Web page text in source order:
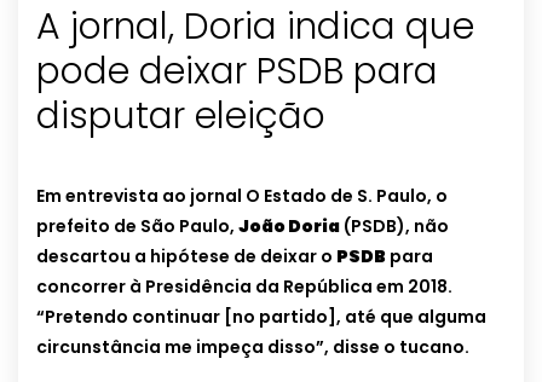
A jornal, Doria indica que
pode deixar PSDB para
disputar eleição
Em entrevista ao jornal O Estado de S. Paulo, o
prefeito de São Paulo, João Doria (PSDB), não
descartou a hipótese de deixar o PSDB para
concorrer à Presidência da República em 2018.
“Pretendo continuar [no partido], até que alguma
circunstância me impeça disso”, disse o tucano.